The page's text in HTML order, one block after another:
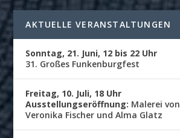
AKTUELLE VERANSTALTUNGEN
Sonntag, 21. Juni, 12 bis 22 Uhr
31. Großes Funkenburgfest
Freitag, 10. Juli, 18 Uhr
Ausstellungseröffnung: Malerei von
Veronika Fischer und Alma Glatz